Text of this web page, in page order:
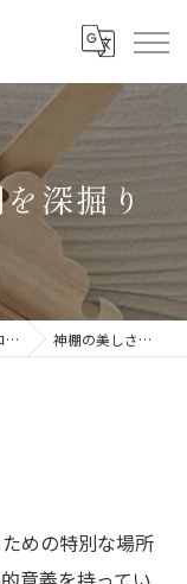
深掘り
神棚の美しさと役割を深掘り
めの特別な場所